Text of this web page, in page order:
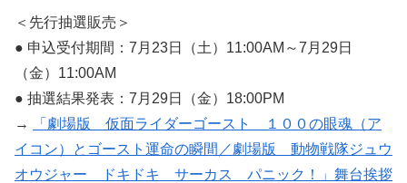
＜先行抽選販売＞
● 申込受付期間：7月23日（土）11:00AM～7月29日
（金）11:00AM
● 抽選結果発表：7月29日（金）18:00PM
→
「劇場版 仮面ライダーゴースト １００の眼魂（ア
イコン）とゴースト運命の瞬間／劇場版 動物戦隊ジュウ
オウジャー ドキドキ サーカス パニック！」舞台挨拶